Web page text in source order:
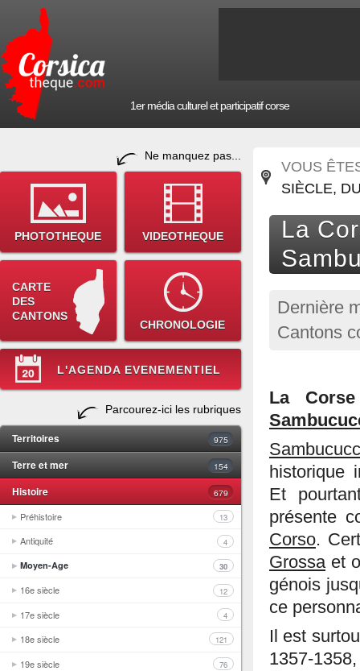
1er média culturel et participatif corse
Ne manquez pas...
PHOTOTHEQUE VIDEOTHEQUE
CARTE
DES
CANTONS
CHRONOLOGIE
L'AGENDA EVENEMENTIEL
Parcourez-ici les rubriques
Territoires 975
Terre et mer 154
Histoire 679
Préhistoire 13
Antiquité 4
Moyen-Age 30
16e siècle 12
17e siècle 4
18e siècle 121
19e siècle 76
VOUS
SIÈCLE,
La
Dernière
Cantons
La
historique
Et
présente
Corso.
Grossaet
génois
ce
Il est
1357-